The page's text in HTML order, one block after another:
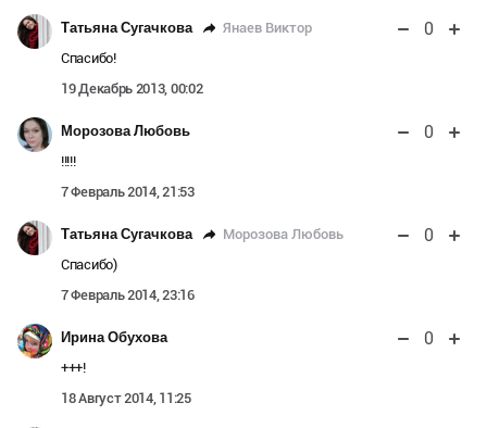
Татьяна Сугачкова Янаев Виктор 0
Спасибо!
19 Декабрь 2013, 00:02
Морозова Любовь 0
!!!!!
7 Февраль 2014, 21:53
Татьяна Сугачкова Морозова Любовь 0
Спасибо)
7 Февраль 2014, 23:16
Ирина Обухова 0
+++!
18 Август 2014, 11:25